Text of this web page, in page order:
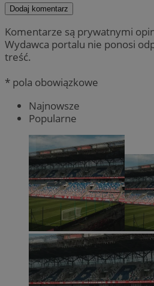
Dodaj komentarz
Komentarze są prywatnymi
Wydawca portalu nie ponosi
treść.
* pola obowiązkowe
Najnowsze
Popularne